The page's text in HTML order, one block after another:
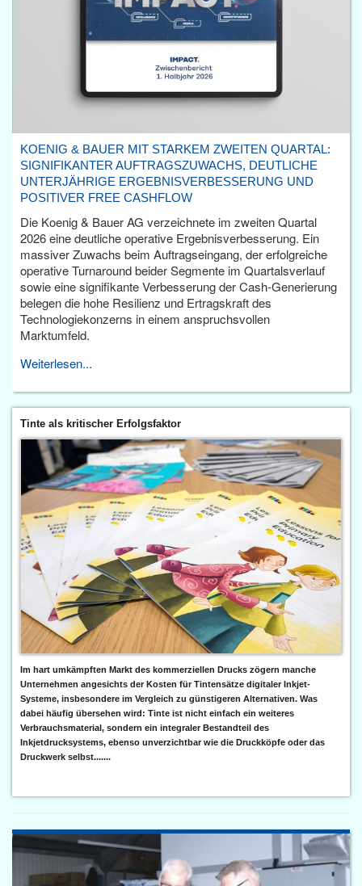
KOENIG & BAUER MIT STARKEM ZWEITEN QUARTAL:
SIGNIFIKANTER AUFTRAGSZUWACHS, DEUTLICHE
UNTERJÄHRIGE ERGEBNISVERBESSERUNG UND
POSITIVER FREE CASHFLOW
Die Koenig & Bauer AG verzeichnete im zweiten Quartal
2026 eine deutliche operative Ergebnisverbesserung. Ein
massiver Zuwachs beim Auftragseingang, der erfolgreiche
operative Turnaround beider Segmente im Quartalsverlauf
sowie eine signifikante Verbesserung der Cash-Generierung
belegen die hohe Resilienz und Ertragskraft des
Technologiekonzerns in einem anspruchsvollen
Marktumfeld.
Weiterlesen...
Tinte als kritischer Erfolgsfaktor
Im hart umkämpften Markt des kommerziellen Drucks zögern manche
Unternehmen angesichts der Kosten für Tintensätze digitaler Inkjet-
Systeme, insbesondere im Vergleich zu günstigeren Alternativen. Was
dabei häufig übersehen wird: Tinte ist nicht einfach ein weiteres
Verbrauchsmaterial, sondern ein integraler Bestandteil des
Inkjetdrucksystems, ebenso unverzichtbar wie die Druckköpfe oder das
Druckwerk selbst.......